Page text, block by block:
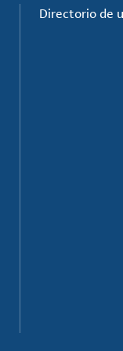
Directorio de